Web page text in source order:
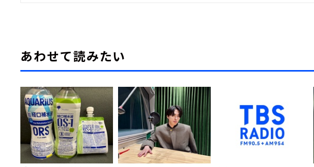
あわせて読みたい